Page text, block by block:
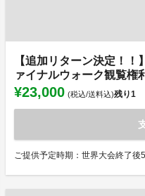
【追加リターン決定！
ァイナルウォーク観覧権
¥23,000 (税込/送料込)残り1
ご提供予定時期：世界大会終了後